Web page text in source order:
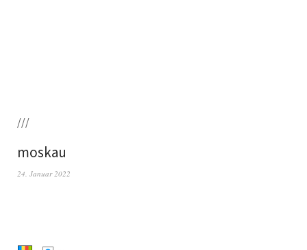
///
moskau
24. Januar 2022